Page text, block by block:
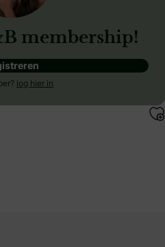
membership!
log hier in